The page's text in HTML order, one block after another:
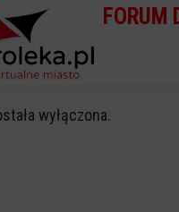
FORUM
wyłączona.